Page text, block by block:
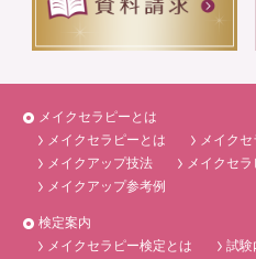
メイクセラピーとは
メイクセラピーとは
メイク
メイクアップ技法
メイクセ
メイクアップ参考例
検定案内
メイクセラピー検定とは
試験